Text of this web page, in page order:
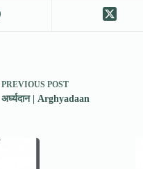
PREVIOUS POST
अर्घ्यदान | Arghyadaan